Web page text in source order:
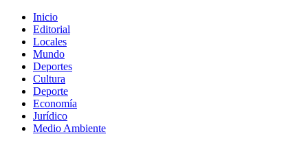
Inicio
Editorial
Locales
Mundo
Deportes
Cultura
Deporte
Economía
Jurídico
Medio Ambiente